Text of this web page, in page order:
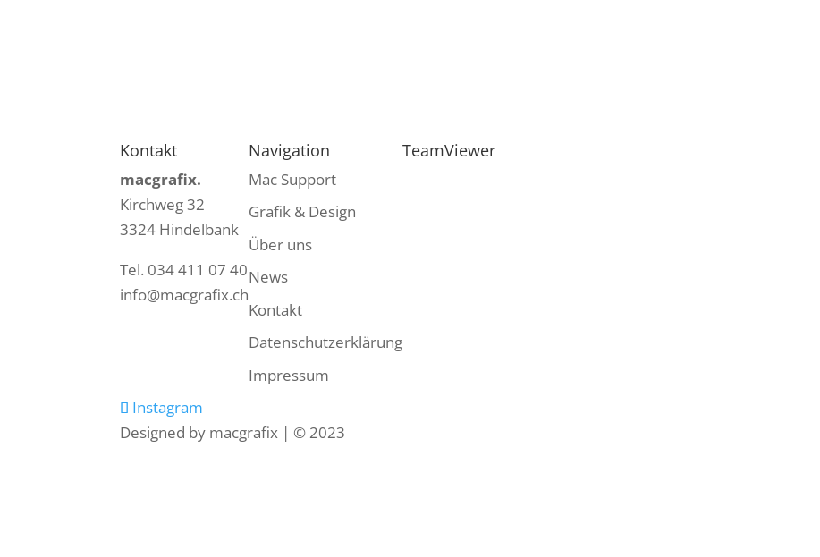
Kontakt
macgrafix.
Kirchweg 32
3324 Hindelbank
Tel. 034 411 07 40
info@macgrafix.ch
Navigation
Mac Support
Grafik & Design
Über uns
News
Kontakt
Datenschutzerklärung
Impressum
TeamViewer
Instagram
Designed by macgrafix | © 2023